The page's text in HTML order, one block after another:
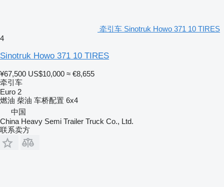
牵引车 Sinotruk Howo 371 10 TIRES
4
Sinotruk Howo 371 10 TIRES
¥67,500 US$10,000 ≈ €8,655
牵引车
Euro 2
燃油 柴油 车桥配置 6x4
中国
China Heavy Semi Trailer Truck Co., Ltd.
联系卖方